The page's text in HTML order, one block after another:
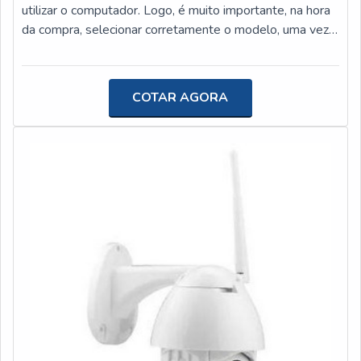
respeitando as diferenças e, acima de tudo, valorizando a
parceria e sempre, superando as expectativas. Solicite já
um orçamento!
utilizar o computador. Logo, é muito importante, na hora
da compra, selecionar corretamente o modelo, uma vez
APRESENTA DIVERSOS MODELOSO item é produzido
forma como as teclas são pressionadas. Assim, é muito
utilizado para como um dispositivo de entrada, isto é,
informática, processadores e outros ramos.Do mesmo
modo, tem como característica da empregabilidade alta
qualidade e eficiência, tais características que fazem toda
diferença tanto pela empresa que adquire produtos e
serviços de qualidade, como o cliente final. Além disso, o
teclado pode ser encontrado em diversos modelos,k
COTAR AGORA